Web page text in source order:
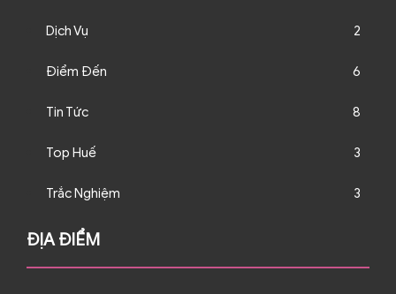
Dịch Vụ 2
Điểm Đến 6
Tin Tức 8
Top Huế 3
Trắc Nghiệm 3
ĐỊA ĐIỂM